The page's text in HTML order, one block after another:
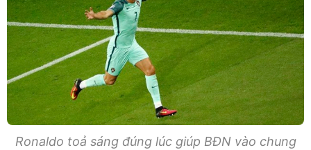
Ronaldo toả sáng đúng lúc giúp BĐN vào chung